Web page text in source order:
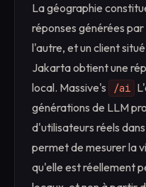
La géographie
réponses générées
l'autre, et un client
Jakarta obtient une
local. Massive's
/ai
générations de LLM
d'utilisateurs réels
permet de mesurer la
qu'elle est réellement